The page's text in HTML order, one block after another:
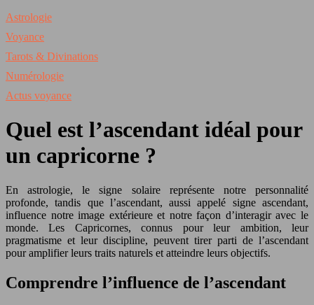
Astrologie
Voyance
Tarots & Divinations
Numérologie
Actus voyance
Quel est l’ascendant idéal pour
un capricorne ?
En astrologie, le signe solaire représente notre personnalité
profonde, tandis que l’ascendant, aussi appelé signe ascendant,
influence notre image extérieure et notre façon d’interagir avec le
monde. Les Capricornes, connus pour leur ambition, leur
pragmatisme et leur discipline, peuvent tirer parti de l’ascendant
pour amplifier leurs traits naturels et atteindre leurs objectifs.
Comprendre l’influence de l’ascendant